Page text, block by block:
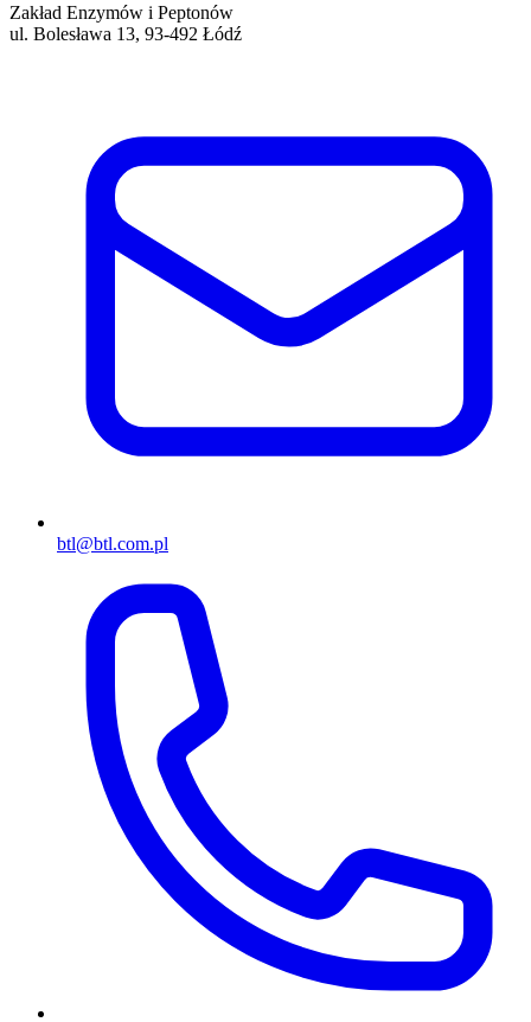
Zakład Enzymów i Peptonów
ul. Bolesława 13, 93-492 Łódź
btl@btl.com.pl